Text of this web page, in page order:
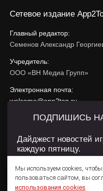
Сетевое издание
Главный редактор:
Семенов Александр
Учредитель:
ООО «ВН Медиа Групп»
Электронная почта:
welcome@app2top.ru
При использовании
Сайт использует IP адреса,
использования содержатся в
Пользовательском соглашении
Мы используем cookies,
пользоваться сайтом, вы
использования cookies.
ПОДПИШИСЬ
Дайджест новостей
каждую пятницу.